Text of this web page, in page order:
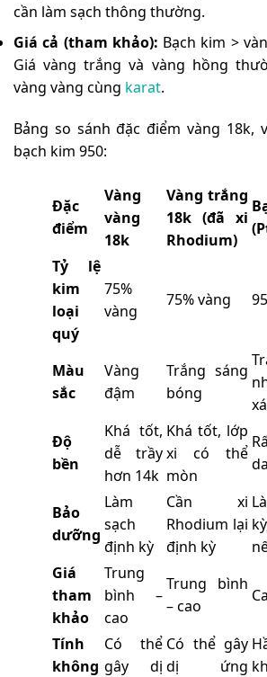
cần làm sạch thông thường.
Giá cả (tham khảo): Bạch kim >
Giá vàng trắng và vàng hồng
vàng vàng cùng karat.
Bảng so sánh đặc điểm vàng 18k,
bạch kim 950:
Đặc
điểm
Vàng
vàng
18k
Vàng trắng
18k (đã xi
Rhodium)
Tỷ lệ
kim
loại
quý
75%
vàng
75% vàng
Màu
sắc
Vàng
đậm
Trắng sáng
bóng
Độ
bền
Khá tốt,
dễ trầy
hơn 14k
Khá tốt, lớp
xi có thể
mòn
Bảo
dưỡng
Làm
sạch
định kỳ
Cần xi
Rhodium lại
định kỳ
Giá
tham
khảo
Trung
bình –
cao
Trung bình
– cao
Tính
không
Có thể
gây dị
Có thể gây
dị ứng